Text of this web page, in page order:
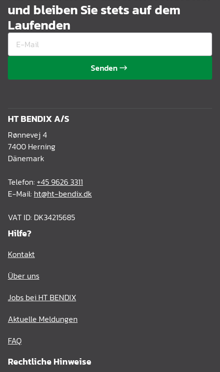
und bleiben Sie stets auf dem
Laufenden
Senden
HT BENDIX A/S
Rønnevej 4
7400 Herning
Dänemark
Telefon: +45 9626 3311
E-Mail: ht@ht-bendix.dk
VAT ID: DK34215685
Hilfe?
Kontakt
Über uns
Jobs bei HT BENDIX
Aktuelle Meldungen
FAQ
Rechtliche Hinweise